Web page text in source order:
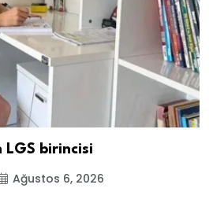
birincisi
Ağustos 6, 2026